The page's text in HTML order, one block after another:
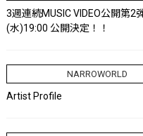
3週連続MUSIC VIDEO公開第
(水)19:00 公開決定！！
NARROWORLD
Artist Profile